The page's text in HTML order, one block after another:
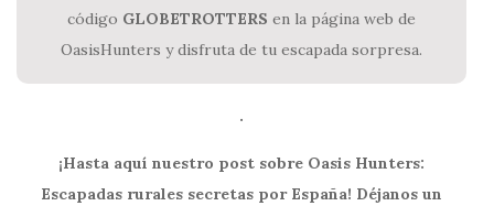
código GLOBETROTTERS en la página web de
OasisHunters y disfruta de tu escapada sorpresa.
.
¡Hasta aquí nuestro post sobre Oasis Hunters:
Escapadas rurales secretas por España! Déjanos un